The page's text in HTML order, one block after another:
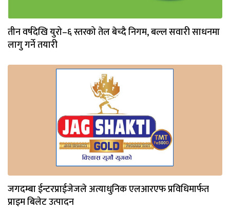
तीन वर्षदेखि युरो–६ स्तरको तेल बेच्दै निगम, बल्ल सवारी साधनमा
लागु गर्ने तयारी
जगदम्बा ईन्टरप्राईजेजले अत्याधुनिक एलआरएफ प्रविधिमार्फत
प्राइम बिलेट उत्पादन